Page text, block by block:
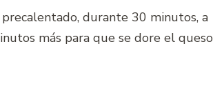
durante 30 minutos, a
más para que se dore el queso